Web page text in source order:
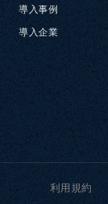
導入事例
導入企業
利用規約